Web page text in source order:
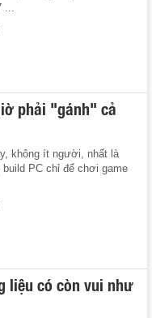
phải "gánh" cả
không ít người, nhất là
build PC chỉ để chơi game
liệu có còn vui như